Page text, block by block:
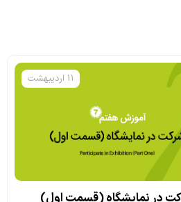
11 اردیبهشت
در نمایشگاه (قسمت اول)